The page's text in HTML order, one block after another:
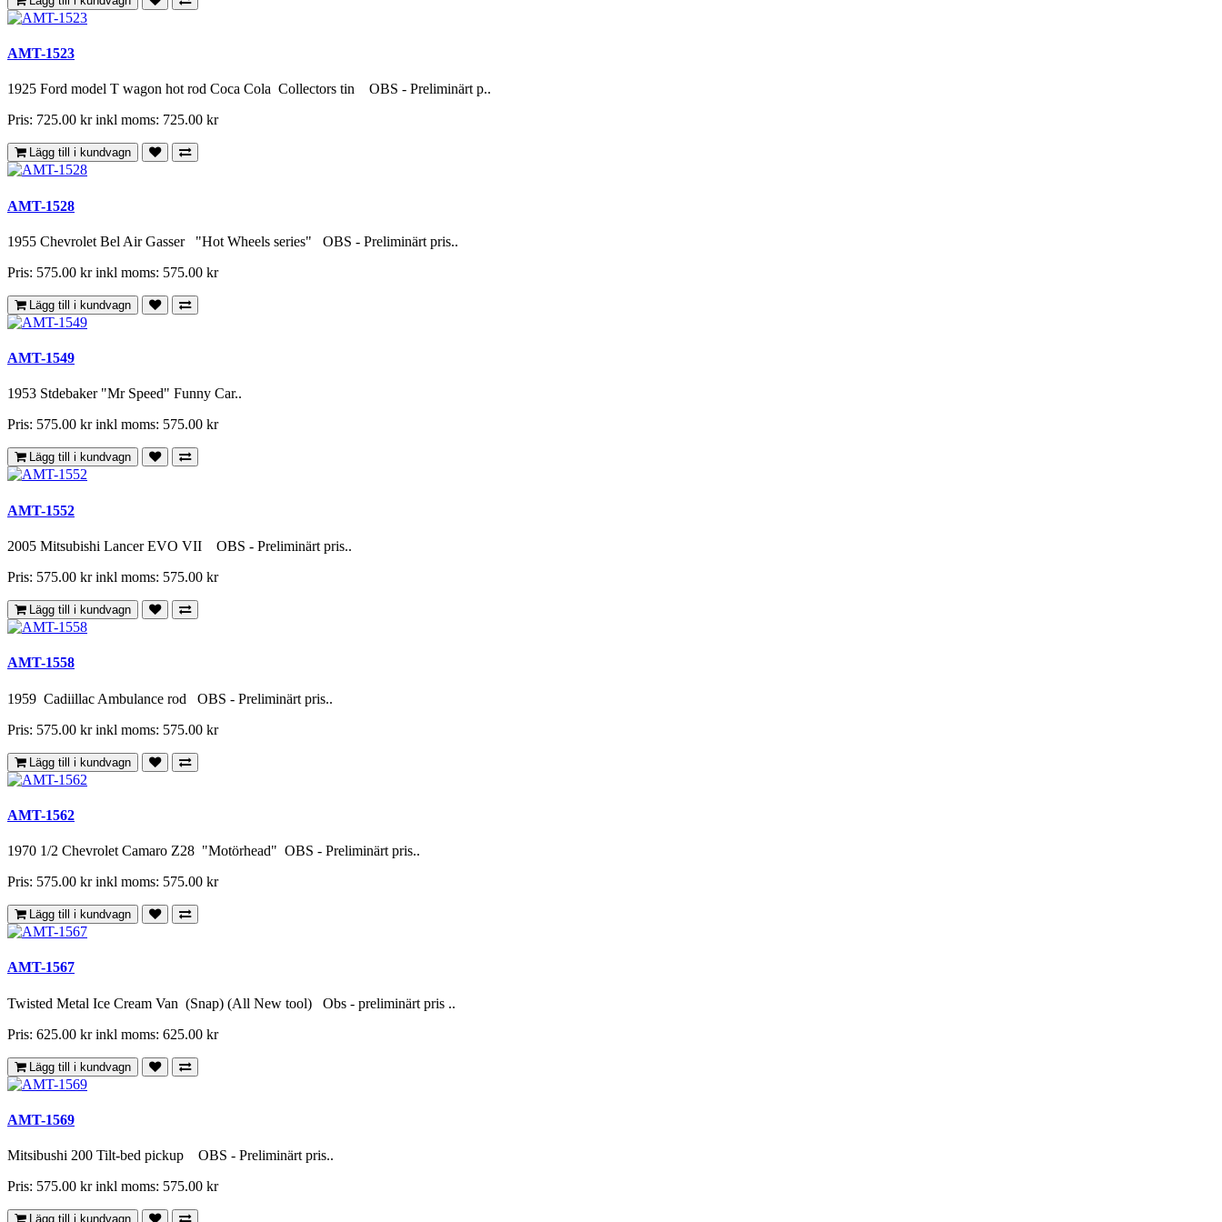
AMT-1523
1925 Ford model T wagon hot rod Coca Cola Collectors tin OBS - Preliminärt p..
Pris: 725.00 krinkl moms: 725.00 kr
Lägg till i kundvagn
AMT-1528
1955 Chevrolet Bel Air Gasser "Hot Wheels series" OBS - Preliminärt pris..
Pris: 575.00 krinkl moms: 575.00 kr
Lägg till i kundvagn
AMT-1549
1953 Stdebaker "Mr Speed" Funny Car..
Pris: 575.00 krinkl moms: 575.00 kr
Lägg till i kundvagn
AMT-1552
2005 Mitsubishi Lancer EVO VII OBS - Preliminärt pris..
Pris: 575.00 krinkl moms: 575.00 kr
Lägg till i kundvagn
AMT-1558
1959 Cadiillac Ambulance rod OBS - Preliminärt pris..
Pris: 575.00 krinkl moms: 575.00 kr
Lägg till i kundvagn
AMT-1562
1970 1/2 Chevrolet Camaro Z28 "Motörhead" OBS - Preliminärt pris..
Pris: 575.00 krinkl moms: 575.00 kr
Lägg till i kundvagn
AMT-1567
Twisted Metal Ice Cream Van (Snap) (All New tool) Obs - preliminärt pris ..
Pris: 625.00 krinkl moms: 625.00 kr
Lägg till i kundvagn
AMT-1569
Mitsibushi 200 Tilt-bed pickup OBS - Preliminärt pris..
Pris: 575.00 krinkl moms: 575.00 kr
Lägg till i kundvagn